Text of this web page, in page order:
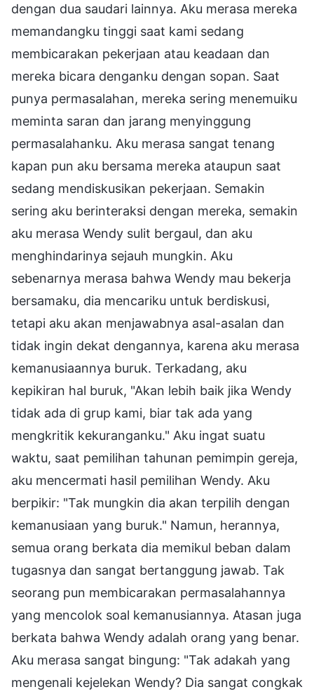
dengan dua saudari lainnya. Aku merasa mereka
memandangku tinggi saat kami sedang
membicarakan pekerjaan atau keadaan dan
mereka bicara denganku dengan sopan. Saat
punya permasalahan, mereka sering menemuiku
meminta saran dan jarang menyinggung
permasalahanku. Aku merasa sangat tenang
kapan pun aku bersama mereka ataupun saat
sedang mendiskusikan pekerjaan. Semakin
sering aku berinteraksi dengan mereka, semakin
aku merasa Wendy sulit bergaul, dan aku
menghindarinya sejauh mungkin. Aku
sebenarnya merasa bahwa Wendy mau bekerja
bersamaku, dia mencariku untuk berdiskusi,
tetapi aku akan menjawabnya asal-asalan dan
tidak ingin dekat dengannya, karena aku merasa
kemanusiaannya buruk. Terkadang, aku
kepikiran hal buruk, "Akan lebih baik jika Wendy
tidak ada di grup kami, biar tak ada yang
mengkritik kekuranganku." Aku ingat suatu
waktu, saat pemilihan tahunan pemimpin gereja,
aku mencermati hasil pemilihan Wendy. Aku
berpikir: "Tak mungkin dia akan terpilih dengan
kemanusiaan yang buruk." Namun, herannya,
semua orang berkata dia memikul beban dalam
tugasnya dan sangat bertanggung jawab. Tak
seorang pun membicarakan permasalahannya
yang mencolok soal kemanusiannya. Atasan juga
berkata bahwa Wendy adalah orang yang benar.
Aku merasa sangat bingung: "Tak adakah yang
mengenali kejelekan Wendy? Dia sangat congkak